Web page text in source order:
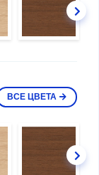
ВСЕ ЦВЕТА